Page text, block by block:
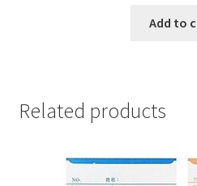
Add to
Related products